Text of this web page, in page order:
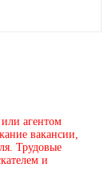
агентом
вакансии,
Трудовые
и